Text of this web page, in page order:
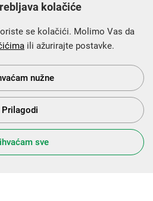
instrumenta sufinanciranog iz
razvoj u sklopu Operativnog
i kohezija”.
s Vama od 2014. godine!
kolačiće
se kolačići. Molimo Vas da
ili ažurirajte postavke.
nužne
Prilagodi
sve